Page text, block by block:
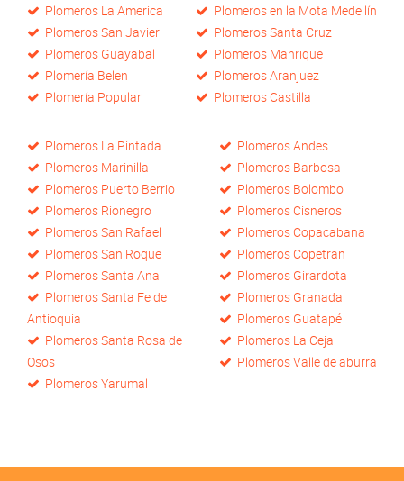
Plomeros en la Mota Medellín
Plomeros Santa Cruz
Plomeros Manrique
Plomeros Aranjuez
Plomeros Castilla
Plomeros La America
Plomeros San Javier
Plomeros Guayabal
Plomería Belen
Plomería Popular
Plomeros Andes
Plomeros Barbosa
Plomeros Bolombo
Plomeros Cisneros
Plomeros Copacabana
Plomeros Copetran
Plomeros Girardota
Plomeros Granada
Plomeros Guatapé
Plomeros La Ceja
Plomeros Valle de aburra
Plomeros La Pintada
Plomeros Marinilla
Plomeros Puerto Berrio
Plomeros Rionegro
Plomeros San Rafael
Plomeros San Roque
Plomeros Santa Ana
Plomeros Santa Fe de
Antioquia
Plomeros Santa Rosa de
Osos
Plomeros Yarumal